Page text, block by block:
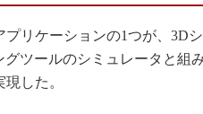
リケーションの1つが、3D
ツールのシミュレータと組
した。